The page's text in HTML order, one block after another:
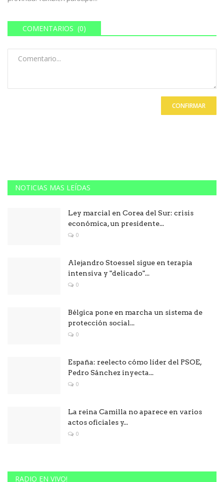
COMENTARIOS (0)
CONFIRMAR
NOTICIAS MAS LEÍDAS
Ley marcial en Corea del Sur: crisis
económica, un presidente...
0
Alejandro Stoessel sigue en terapia
intensiva y "delicado"...
0
Bélgica pone en marcha un sistema de
protección social...
0
España: reelecto cómo líder del PSOE,
Pedro Sánchez inyecta...
0
La reina Camilla no aparece en varios
actos oficiales y...
0
RADIO EN VIVO!